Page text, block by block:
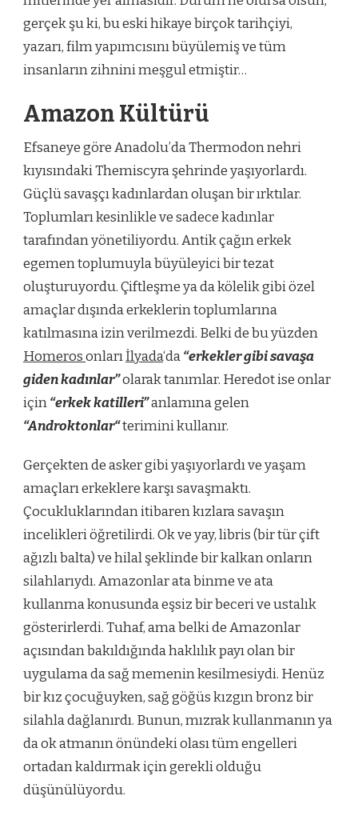
gerçek şu ki, bu eski hikaye birçok tarihçiyi,
yazarı, film yapımcısını büyülemiş ve tüm
insanların zihnini meşgul etmiştir…
Amazon Kültürü
Efsaneye göre Anadolu’da Thermodon nehri
kıyısındaki Themiscyra şehrinde yaşıyorlardı.
Güçlü savaşçı kadınlardan oluşan bir ırktılar.
Toplumları kesinlikle ve sadece kadınlar
tarafından yönetiliyordu. Antik çağın erkek
egemen toplumuyla büyüleyici bir tezat
oluşturuyordu. Çiftleşme ya da kölelik gibi özel
amaçlar dışında erkeklerin toplumlarına
katılmasına izin verilmezdi. Belki de bu yüzden
Homerosonlarıİlyada‘da“erkekler gibi savaşa
giden kadınlar”olarak tanımlar. Heredot ise onlar
için“erkek katilleri”anlamına gelen
“Androktonlar“terimini kullanır.
Gerçekten de asker gibi yaşıyorlardı ve yaşam
amaçları erkeklere karşı savaşmaktı.
Çocukluklarından itibaren kızlara savaşın
incelikleri öğretilirdi. Ok ve yay, libris (bir tür çift
ağızlı balta) ve hilal şeklinde bir kalkan onların
silahlarıydı. Amazonlar ata binme ve ata
kullanma konusunda eşsiz bir beceri ve ustalık
gösterirlerdi. Tuhaf, ama belki de Amazonlar
açısından bakıldığında haklılık payı olan bir
uygulama da sağ memenin kesilmesiydi. Henüz
bir kız çocuğuyken, sağ göğüs kızgın bronz bir
silahla dağlanırdı. Bunun, mızrak kullanmanın ya
da ok atmanın önündeki olası tüm engelleri
ortadan kaldırmak için gerekli olduğu
düşünülüyordu.